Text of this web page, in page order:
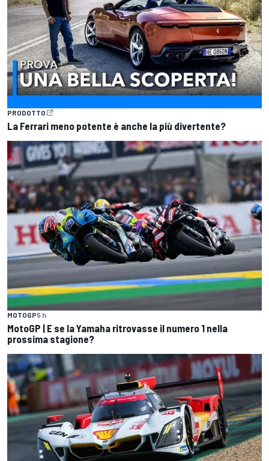
PRODOTTO
La Ferrari meno potente è anche la più divertente?
MOTOGP5 h
MotoGP | E se la Yamaha ritrovasse il numero 1 nella
prossima stagione?